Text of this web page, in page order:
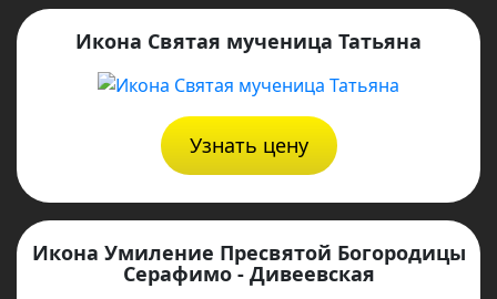
Икона Святая мученица Татьяна
Узнать цену
Икона Умиление Пресвятой Богородицы
Серафимо - Дивеевская